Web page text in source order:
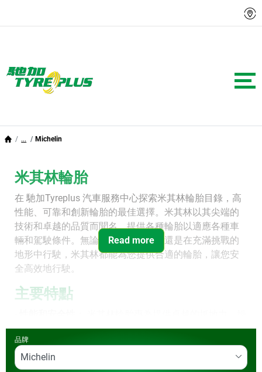
... Michelin
Read more
米其林輪胎
在 馳加Tyreplus 汽車服務中心探索米其林輪胎目錄，高
性能、可靠和創新輪胎的最佳選擇。米其林以其尖端的
技術和卓越的品質而聞名，提供各種輪胎以適應各種車
輛和駕駛條件。無論您是在城市街道還是在充滿挑戰的
地形中行駛，米其林都能為您提供合適的輪胎，讓您安
全高效地行駛。
主要特點
控性和制動性能而設計，確保您在任何天氣條件下都能
安全行駛且維持優異性能直到最後一里。
-
： 創新的胎面設計和材料可降低滾動阻力，幫
品牌